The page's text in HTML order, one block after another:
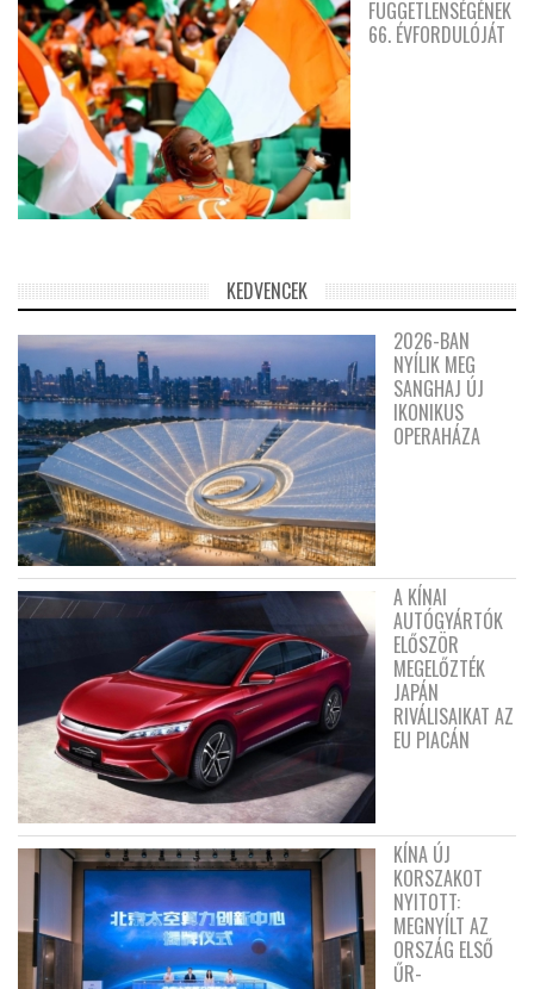
FÜGGETLENSÉGÉNEK
66. ÉVFORDULÓJÁT
KEDVENCEK
2026-BAN
NYÍLIK MEG
SANGHAJ ÚJ
IKONIKUS
OPERAHÁZA
A KÍNAI
AUTÓGYÁRTÓK
ELŐSZÖR
MEGELŐZTÉK
JAPÁN
RIVÁLISAIKAT AZ
EU PIACÁN
KÍNA ÚJ
KORSZAKOT
NYITOTT:
MEGNYÍLT AZ
ORSZÁG ELSŐ
ŰR-